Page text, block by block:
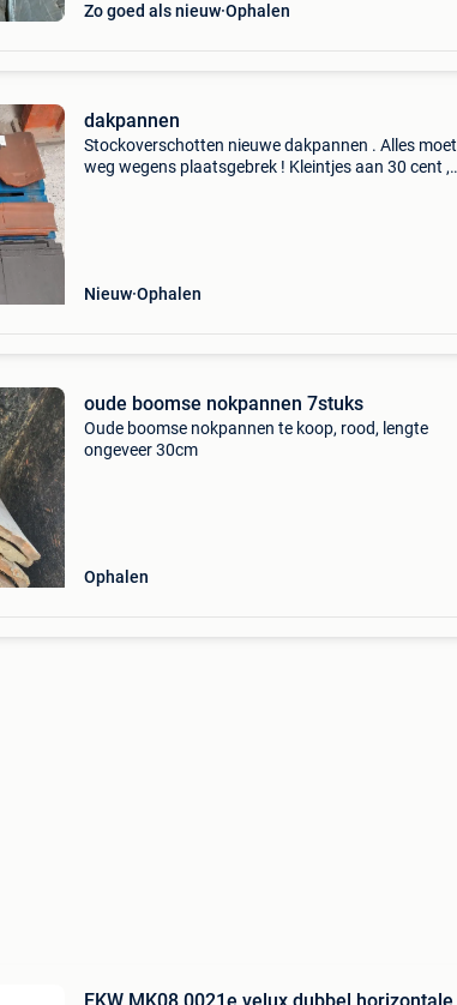
Zo goed als nieuw Ophalen
dakpannen
Stockoverschotten nieuwe dakpannen . Alles moet
weg wegens plaatsgebrek ! Kleintjes aan 30 cent ,
Nieuw Ophalen
oude boomse nokpannen 7stuks
Oude boomse nokpannen te koop, rood, lengte
ongeveer 30cm
Ophalen